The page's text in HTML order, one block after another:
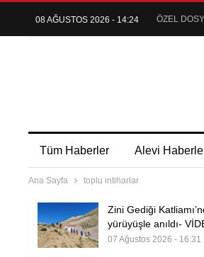
08 AĞUSTOS 2026 - 14:24 ÖZEL
Tüm Haberler Alevi
Ana Sayfa toplu intiharlar
Zini Gediği
yürüyüşle anıldı-
07 Ağustos 2026 - 16:31